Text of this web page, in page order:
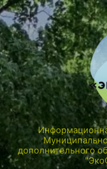
дополнительного